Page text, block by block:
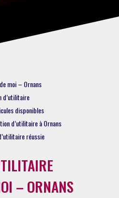
moi – Ornans
d’utilitaire
disponibles
d’utilitaire à Ornans
réussie
– ORNANS